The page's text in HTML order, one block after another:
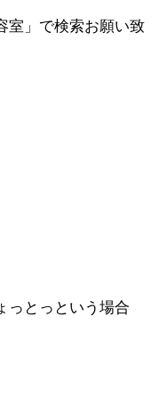
室」で検索お願い致
っとっという場合